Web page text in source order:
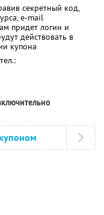
секретный код,
e-mail
придет логин и
действовать в
купона